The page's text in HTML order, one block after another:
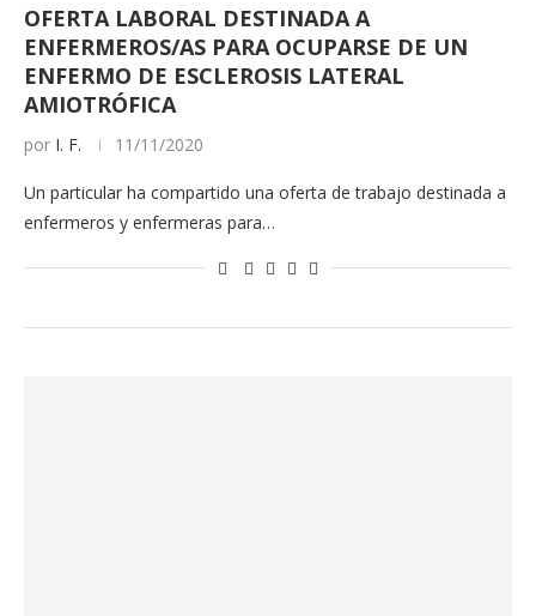
OFERTA LABORAL DESTINADA A
ENFERMEROS/AS PARA OCUPARSE DE UN
ENFERMO DE ESCLEROSIS LATERAL
AMIOTRÓFICA
por I. F. 11/11/2020
Un particular ha compartido una oferta de trabajo destinada a
enfermeros y enfermeras para…